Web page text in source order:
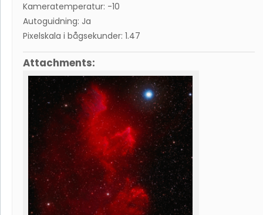
Kameratemperatur: -10
Autoguidning: Ja
Pixelskala i bågsekunder: 1.47
Attachments: